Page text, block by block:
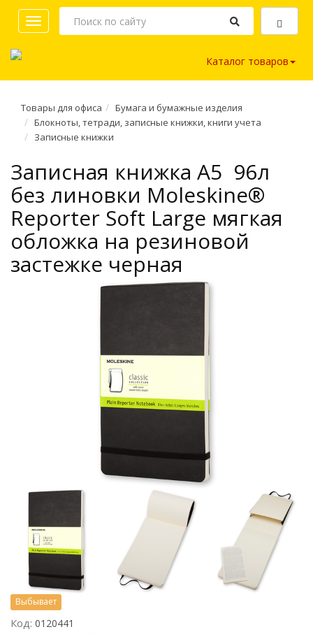
Toggle
navigation
Каталог товаров
Товары для офиса
Бумага и бумажные изделия
Блокноты, тетради, записные книжки, книги учета
Записные книжки
Записная книжка A5 96л
без линовки Moleskine®
Reporter Soft Large мягкая
обложка на резиновой
застежке черная
Выбывает
Код: 0120441